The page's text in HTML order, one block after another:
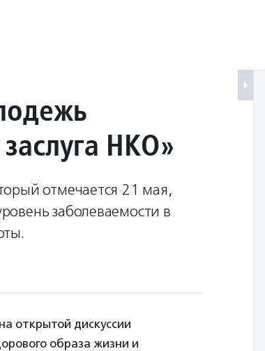
НКО»
отмечается 21 мая,
заболеваемости в
открытой дискуссии
образа жизни и